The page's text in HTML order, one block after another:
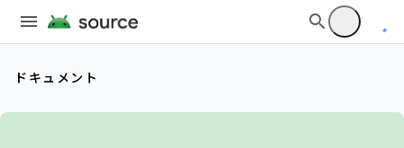
ドキュメント